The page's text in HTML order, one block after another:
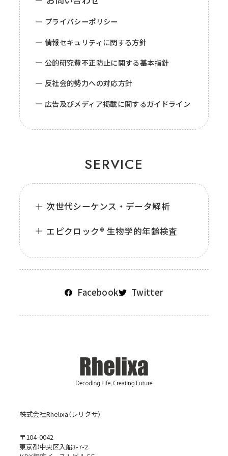
株式会社Rhelixa（レリクサ）
〒104-0042
東京都中央区入船3-7-2
プライバシーポリシー
情報セキュリティに関する方針
公的研究費不正防止に関する基本指針
反社会的勢力への対応方針
広告及びメディア掲載に関するガイドライン
SERVICE
次世代シーケンス・データ解析
エピクロック® 生物学的年齢検査
Facebook Twitter